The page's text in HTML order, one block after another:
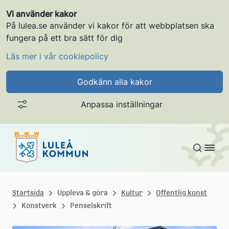
Vi använder kakor
På lulea.se använder vi kakor för att webbplatsen ska
fungera på ett bra sätt för dig
Läs mer i vår cookiepolicy
Godkänn alla kakor
Anpassa inställningar
Gå till innehållet
u
l
Startsida Uppleva & göra Kultur
Offentlig konst
Konstverk
Penselskrift